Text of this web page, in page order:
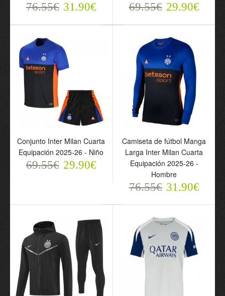
Camiseta de fútbol Inter
Milan Primera Equipación
2026-27 - Mujer
69.55€
Camiseta de fútbol Inter
Milan Pre-Match 2025-26
- Hombre
69.55€ 29.90€
Hombre
76.55€
Camiseta de fútbol Inter
69.55€ 29.90€
76.55€ 31.90€ 69.55€ 29.90€
Conjunto Inter Milan Cuarta
Equipación 2025-26 - Niño
69.55€ 29.90€
Camiseta de fútbol Manga
Larga Inter Milan Cuarta
Equipación 2025-26 -
Hombre
76.55€ 31.90€